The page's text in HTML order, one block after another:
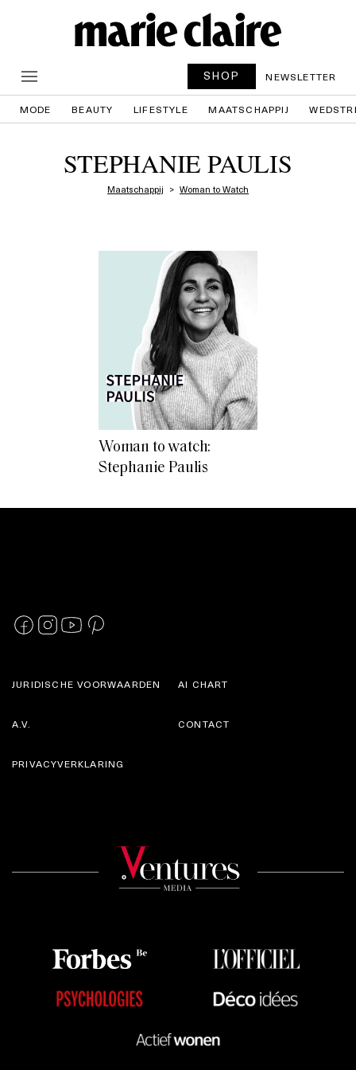
SHOP NEWSLETTER
MODE BEAUTY LIFESTYLE MAATSCHAPPIJ
STEPHANIE PAULIS
Maatschappij Woman to Watch
Woman to watch:
Stephanie Paulis
JURIDISCHE VOORWAARDEN
A.V.
AI CHART
CONTACT
PRIVACYVERKLARING